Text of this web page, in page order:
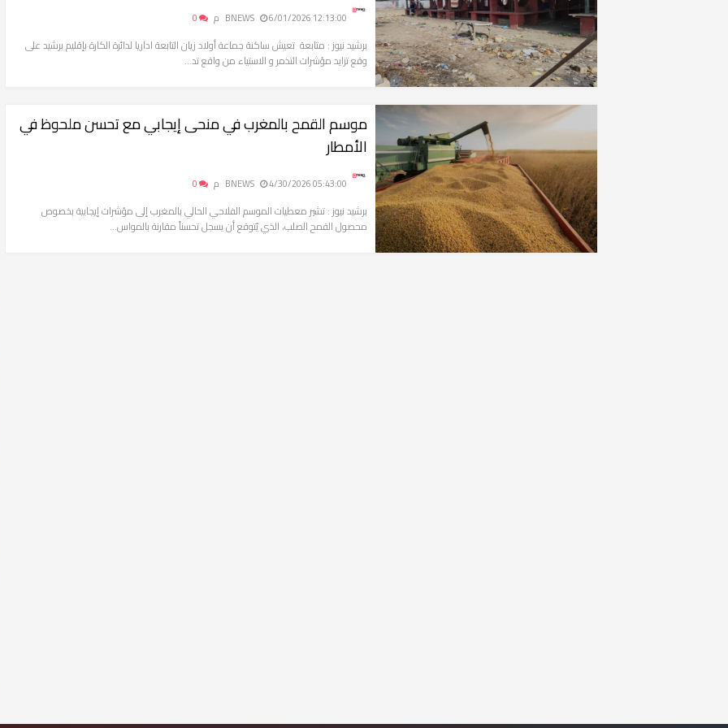
BNEWS 6/01/2026 12:13:00 م
برشيد نيوز : متابعة تعيش ساكنة جماعة أولاد زيان التابعة اداريا لدائرة الكارة بإقليم برشيد على
وقع تزايد مؤشرات التذمر و الاستياء من واقع تد...
موسم القمح بالمغرب في منحى إيجابي مع تحسن ملحوظ في
الأمطار
BNEWS 4/30/2026 05:43:00 م
برشيد نيوز : تشير معطيات الموسم الفلاحي الحالي بالمغرب إلى مؤشرات إيجابية بخصوص
محصول القمح الصلب، الذي يُتوقع أن يسجل تحسناً مقارنة بالمواس...